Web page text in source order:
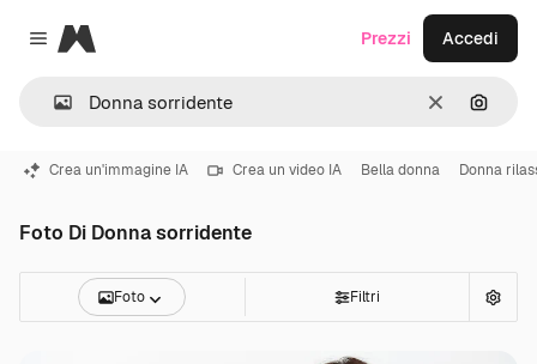
Close menu
Magnific
CancellaCerca
Prezzi Accedi
Crea un'immagine IA Crea un video IA Bella donna Donna
Foto Di Donna sorridente
Foto Filtri